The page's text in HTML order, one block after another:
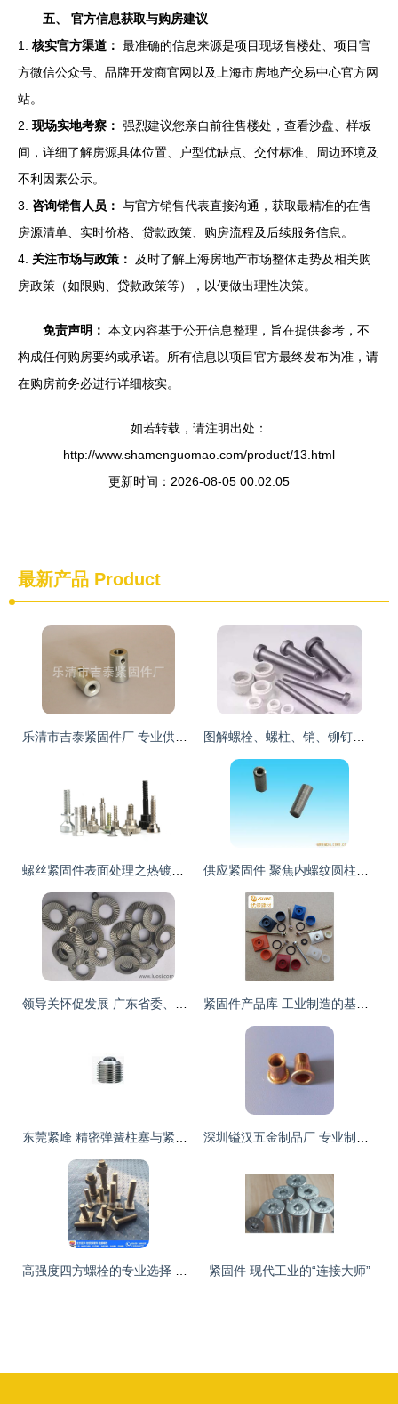
五、 官方信息获取与购房建议
1. 核实官方渠道： 最准确的信息来源是项目现场售楼处、项目官
方微信公众号、品牌开发商官网以及上海市房地产交易中心官方网
站。
2. 现场实地考察： 强烈建议您亲自前往售楼处，查看沙盘、样板
间，详细了解房源具体位置、户型优缺点、交付标准、周边环境及
不利因素公示。
3. 咨询销售人员： 与官方销售代表直接沟通，获取最精准的在售
房源清单、实时价格、贷款政策、购房流程及后续服务信息。
4. 关注市场与政策：
及时了解上海房地产市场整体走势及相关购
房政策（如限购、贷款政策等），以便做出理性决策。
免责声明： 本文内容基于公开信息整理，旨在提供参考，不
构成任何购房要约或承诺。所有信息以项目官方最终发布为准，请
在购房前务必进行详细核实。
如若转载，请注明出处：
http://www.shamenguomao.com/product/13.html
更新时间：2026-08-05 00:02:05
最新产品 Product
紧固件 现代工业的“连接大师”